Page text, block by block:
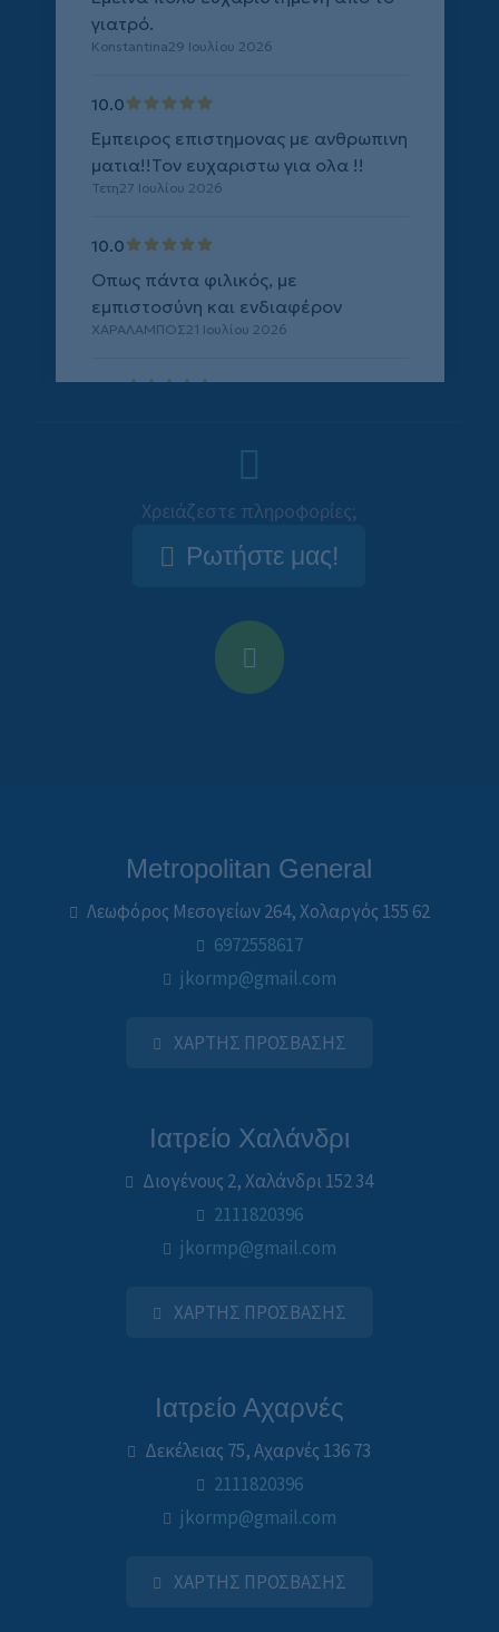
Χρειάζεστε πληροφορίες;
Ρωτήστε μας!
Metropolitan General
Λεωφόρος Μεσογείων 264, Χολαργός 155 62
6972558617
jkormp@gmail.com
ΧΑΡΤΗΣ ΠΡΟΣΒΑΣΗΣ
Ιατρείο Χαλάνδρι
Διογένους 2, Χαλάνδρι 152 34
2111820396
jkormp@gmail.com
ΧΑΡΤΗΣ ΠΡΟΣΒΑΣΗΣ
Ιατρείο Αχαρνές
Δεκέλειας 75, Αχαρνές 136 73
2111820396
jkormp@gmail.com
ΧΑΡΤΗΣ ΠΡΟΣΒΑΣΗΣ